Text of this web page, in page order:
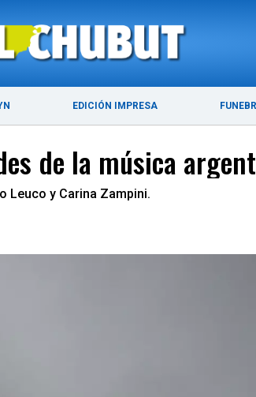
EDICIÓN IMPRESA
ÚLTIMAS NOTICIAS PUERTO MADRYN
de la música
Leuco y Carina Zampini.